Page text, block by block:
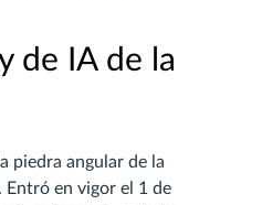
de IA de la
piedra angular de la
en vigor el 1 de